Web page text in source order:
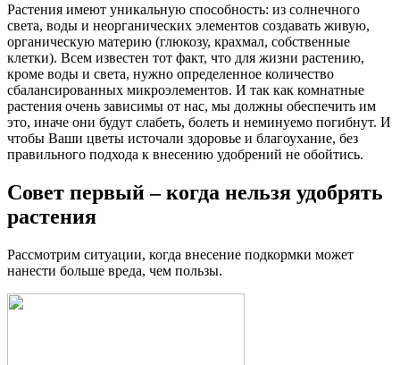
Растения имеют уникальную способность: из солнечного
света, воды и неорганических элементов создавать живую,
органическую материю (глюкозу, крахмал, собственные
клетки). Всем известен тот факт, что для жизни растению,
кроме воды и света, нужно определенное количество
сбалансированных микроэлементов. И так как комнатные
растения очень зависимы от нас, мы должны обеспечить им
это, иначе они будут слабеть, болеть и неминуемо погибнут. И
чтобы Ваши цветы источали здоровье и благоухание, без
правильного подхода к внесению удобрений не обойтись.
Совет первый – когда нельзя удобрять
растения
Рассмотрим ситуации, когда внесение подкормки может
нанести больше вреда, чем пользы.